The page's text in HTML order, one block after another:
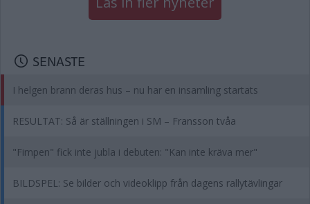
SENASTE
I helgen brann deras hus – nu har en insamling startats
RESULTAT: Så är ställningen i SM – Fransson tvåa
"Fimpen" fick inte jubla i debuten: "Kan inte kräva mer"
BILDSPEL: Se bilder och videoklipp från dagens rallytävlingar